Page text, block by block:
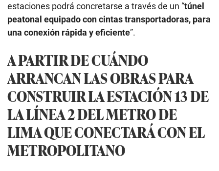
estaciones podrá concretarse a través de un “túnel
peatonal equipado con cintas transportadoras, para
una conexión rápida y eficiente”.
A PARTIR DE CUÁNDO
ARRANCAN LAS OBRAS PARA
CONSTRUIR LA ESTACIÓN 13 DE
LA LÍNEA 2 DEL METRO DE
LIMA QUE CONECTARÁ CON EL
METROPOLITANO